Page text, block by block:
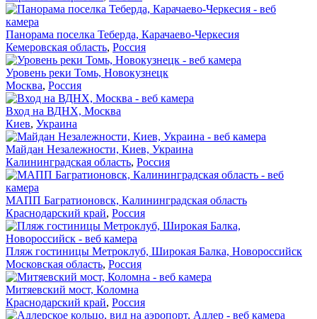
Панорама поселка Теберда, Карачаево-Черкесия
Кемеровская область, Россия
Уровень реки Томь, Новокузнецк
Москва, Россия
Вход на ВДНХ, Москва
Киев, Украина
Майдан Незалежности, Киев, Украина
Калининградская область, Россия
МАПП Багратионовск, Калининградская область
Краснодарский край, Россия
Пляж гостиницы Метроклуб, Широкая Балка, Новороссийск
Московская область, Россия
Митяевский мост, Коломна
Краснодарский край, Россия